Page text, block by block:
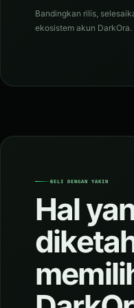
Bandingkan rilis,
ekosistem akun DarkOra.
BELI DENGAN YAKIN
Hal